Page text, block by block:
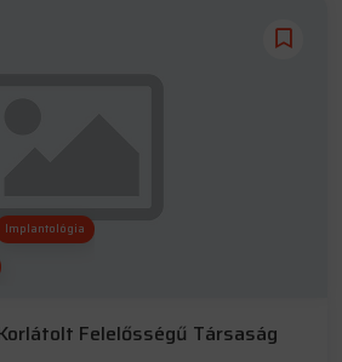
Implantológia
Felelősségű Társaság